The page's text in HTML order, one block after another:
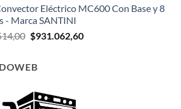
original
era:
$1.047.174,00.
actual
$942.456,60.
Eléctrico MC600 Con Base y 8
- Marca SANTINI
El
era:
$931.062,60El